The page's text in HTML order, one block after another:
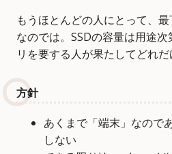
もうほとんどの人にとって、
なのでは。SSDの容量は用途
リを要する人が果たしてどれだ
方針
あくまで「端末」なので
しない